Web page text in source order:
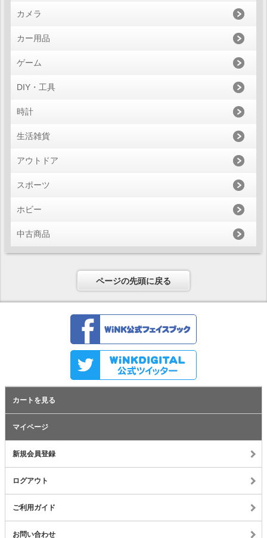
カメラ
カー用品
ゲーム
DIY・工具
時計
生活雑貨
アウトドア
スポーツ
ホビー
中古商品
ページの先頭に戻る
カートを見る
マイページ
新規会員登録
ログアウト
ご利用ガイド
お問い合わせ